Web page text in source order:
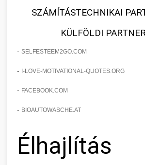
SZÁMÍTÁSTECHNIKAI
KÜLFÖLDI
- SELFESTEEM2GO.COM
- I-LOVE-MOTIVATIONAL-QUOTES.ORG
- FACEBOOK.COM
- BIOAUTOWASCHE.AT
Élhajlítás